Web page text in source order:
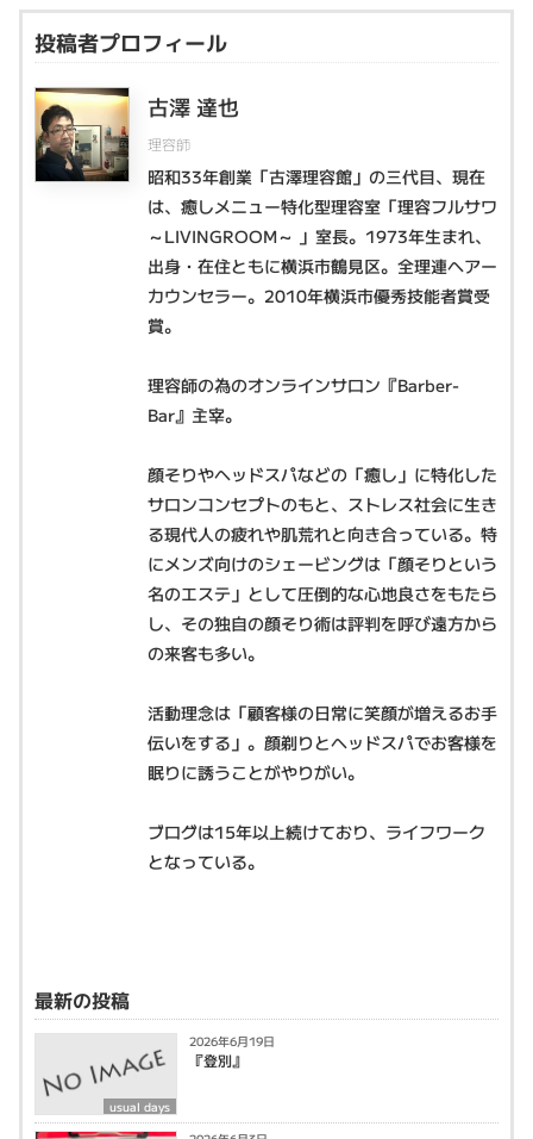
投稿者プロフィール
古澤 達也
理容師
昭和33年創業「古澤理容館」の三代目、現在
は、癒しメニュー特化型理容室「理容フルサワ
～LIVINGROOM～ 」室長。1973年生まれ、
出身・在住ともに横浜市鶴見区。全理連ヘアー
カウンセラー。2010年横浜市優秀技能者賞受
賞。
理容師の為のオンラインサロン『Barber-
Bar』主宰。
顔そりやヘッドスパなどの「癒し」に特化した
サロンコンセプトのもと、ストレス社会に生き
る現代人の疲れや肌荒れと向き合っている。特
にメンズ向けのシェービングは「顔そりという
名のエステ」として圧倒的な心地良さをもたら
し、その独自の顔そり術は評判を呼び遠方から
の来客も多い。
活動理念は「顧客様の日常に笑顔が増えるお手
伝いをする」。顔剃りとヘッドスパでお客様を
眠りに誘うことがやりがい。
ブログは15年以上続けており、ライフワーク
となっている。
最新の投稿
usual days
2026年6月19日
『登別』